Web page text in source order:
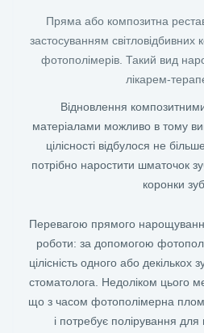
Пряма або композитна
застосуванням світловідбивних
фотополімерів. Такий вид
лікарем-
Відновлення
матеріалами можливо в тому
цілісності відбулося не
потрібно наростити шматочок
коронки
Перевагою прямого
роботи: за допомогою
цілісність одного або декількох
стоматолога. Недоліком цього
що з часом фотополімерна
і потребує полірування для